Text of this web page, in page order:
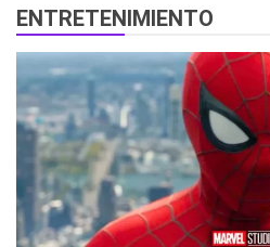
ENTRETENIMIENTO